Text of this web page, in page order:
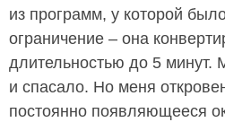
из программ, у которой
ограничение – она
длительностью до 5 минут.
и спасало. Но меня
постоянно появляющееся